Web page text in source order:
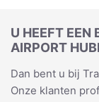
U HEEFT EEN
AIRPORT
Dan bent u bij
Onze klanten